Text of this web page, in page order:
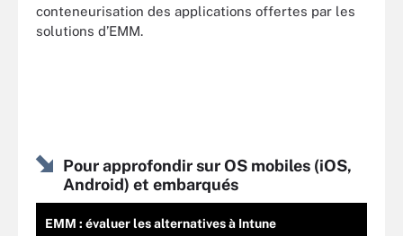
conteneurisation des applications offertes par les
solutions d’EMM.
Pour approfondir sur OS mobiles (iOS,
Android) et embarqués
EMM : évaluer les alternatives à Intune